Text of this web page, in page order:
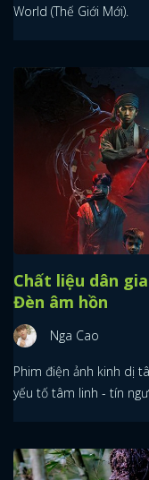
World (Thế Giới Mới).
Chất liệu dân
Đèn âm hồn
Nga Cao
Phim điện ảnh kinh dị
yếu tố tâm linh - tín